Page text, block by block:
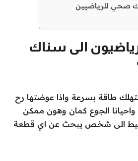
صحي للرياضيين
الى سناك
طاقة بسرعة واذا عوضتها رح
واحيانا الجوع كمان وهون ممكن
الى شخص يبحث عن اي قطعة